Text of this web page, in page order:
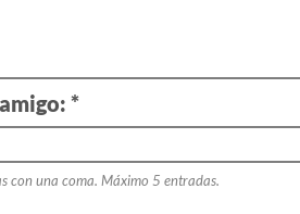
*
con una coma. Máximo 5 entradas.